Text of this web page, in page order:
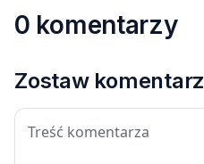
0 komentarzy
Zostaw komentarz